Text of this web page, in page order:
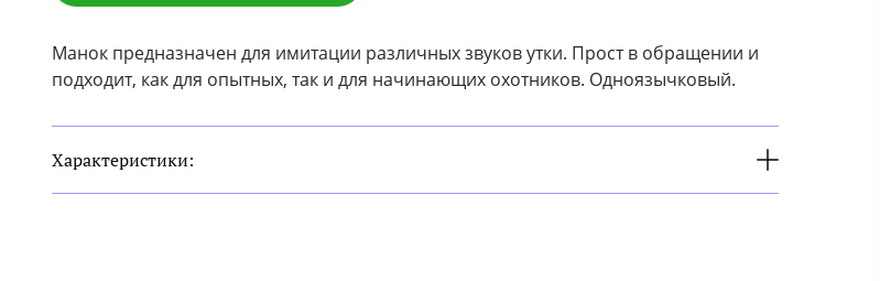
Манок предназначен для имитации различных звуков утки. Прост в обращении и
подходит, как для опытных, так и для начинающих охотников. Одноязычковый.
Характеристики: